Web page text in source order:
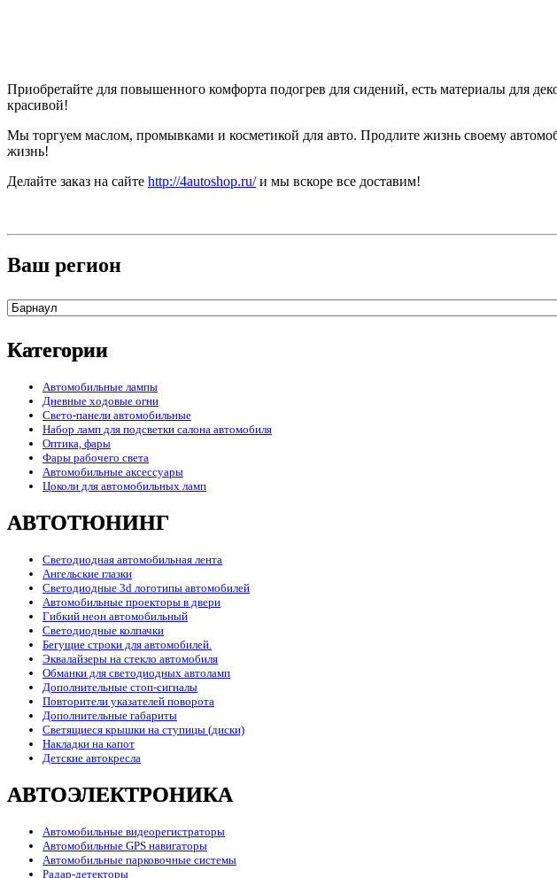
Приобретайте для повышенного комфорта подогрев для сидений, есть материалы для
красивой!
Мы торгуем маслом, промывками и косметикой для авто. Продлите жизнь своему
жизнь!
Делайте заказ на сайте http://4autoshop.ru/и мы вскоре все доставим!
Ваш регион
Категории
Автомобильные лампы
Дневные ходовые огни
Свето-панели автомобильные
Набор ламп для подсветки салона автомобиля
Оптика, фары
Фары рабочего света
Автомобильные аксессуары
Цоколи для автомобильных ламп
АВТОТЮНИНГ
Светодиодная автомобильная лента
Ангельские глазки
Светодиодные 3d логотипы автомобилей
Автомобильные проекторы в двери
Гибкий неон автомобильный
Светодиодные колпачки
Бегущие строки для автомобилей.
Эквалайзеры на стекло автомобиля
Обманки для светодиодных автоламп
Дополнительные стоп-сигналы
Повторители указателей поворота
Дополнительные габариты
Светящиеся крышки на ступицы (диски)
Накладки на капот
Детские автокресла
АВТОЭЛЕКТРОНИКА
Автомобильные видеорегистраторы
Автомобильные GPS навигаторы
Автомобильные парковочные системы
Радар-детекторы